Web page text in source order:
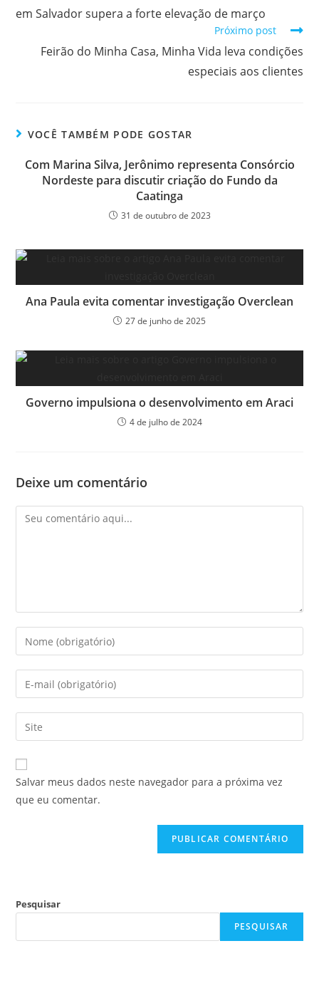
em Salvador supera a forte elevação de março
Próximo post
Feirão do Minha Casa, Minha Vida leva condições
especiais aos clientes
VOCÊ TAMBÉM PODE GOSTAR
Com Marina Silva, Jerônimo representa Consórcio
Nordeste para discutir criação do Fundo da
Caatinga
31 de outubro de 2023
Ana Paula evita comentar investigação Overclean
27 de junho de 2025
Governo impulsiona o desenvolvimento em Araci
4 de julho de 2024
Deixe um comentário
Salvar meus dados neste navegador para a próxima vez
que eu comentar.
Pesquisar
PESQUISAR